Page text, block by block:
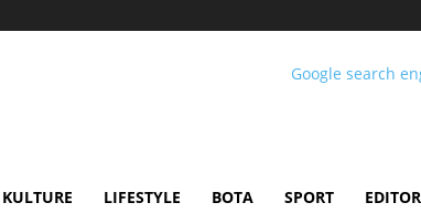
KULTURE LIFESTYLE BOTA SPORT